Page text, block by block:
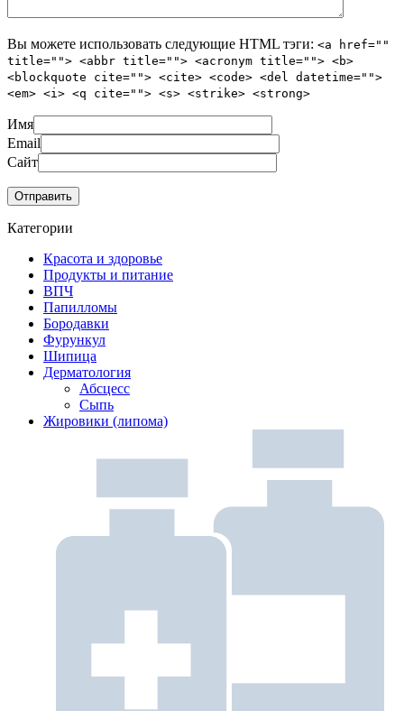
Вы можете использовать следующие HTML тэги: <a href=""
title=""> <abbr title=""> <acronym title=""> <b>
<blockquote cite=""> <cite> <code> <del datetime="">
<em> <i> <q cite=""> <s> <strike> <strong>
Имя
Email
Сайт
Категории
Красота и здоровье
Продукты и питание
ВПЧ
Папилломы
Бородавки
Фурункул
Шипица
Дерматология
Абсцесс
Сыпь
Жировики (липома)